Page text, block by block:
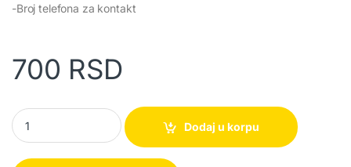
-Broj telefona za kontakt
700 RSD
Dimne spirale protiv komaraca quantity
Dodaj u korpu